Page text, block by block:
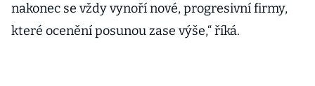
nakonec se vždy vynoří nové, progresivní firmy,
které ocenění posunou zase výše,“ říká.